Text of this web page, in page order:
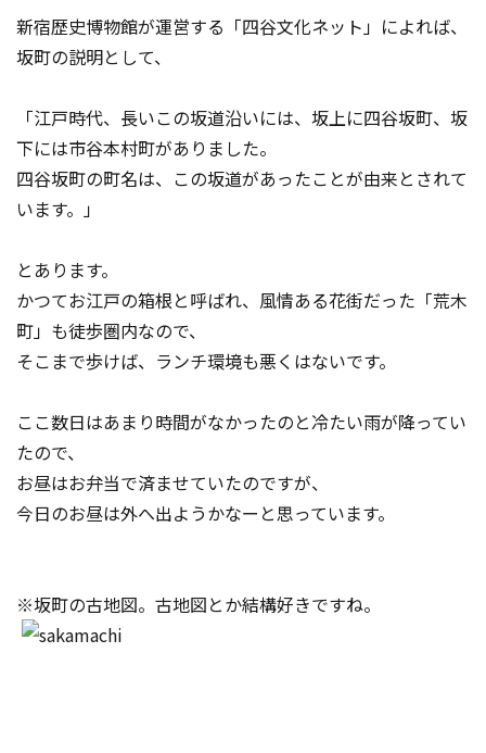
新宿歴史博物館が運営する「四谷文化ネット」によれば、
坂町の説明として、
「江戸時代、長いこの坂道沿いには、坂上に四谷坂町、坂
下には市谷本村町がありました。
四谷坂町の町名は、この坂道があったことが由来とされて
います。」
とあります。
かつてお江戸の箱根と呼ばれ、風情ある花街だった「荒木
町」も徒歩圏内なので、
そこまで歩けば、ランチ環境も悪くはないです。
ここ数日はあまり時間がなかったのと冷たい雨が降ってい
たので、
お昼はお弁当で済ませていたのですが、
今日のお昼は外へ出ようかなーと思っています。
※坂町の古地図。古地図とか結構好きですね。